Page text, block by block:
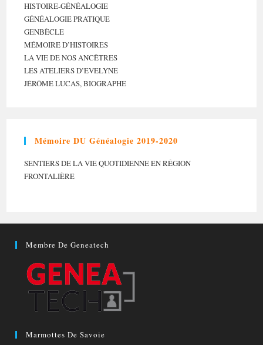
HISTOIRE-GÉNÉALOGIE
GÉNÉALOGIE PRATIQUE
GENBÈCLE
MÉMOIRE D’HISTOIRES
LA VIE DE NOS ANCÊTRES
LES ATELIERS D’EVELYNE
JÉRÔME LUCAS, BIOGRAPHE
Mémoire DU Généalogie 2019-2020
SENTIERS DE LA VIE QUOTIDIENNE EN RÉGION
FRONTALIÈRE
Membre De Geneatech
Marmottes De Savoie